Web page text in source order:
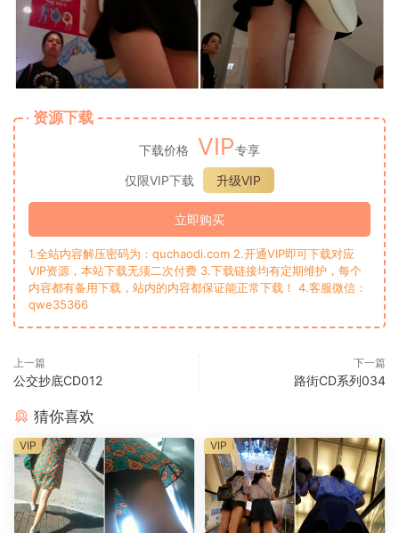
资源下载
下载价格 VIP专享
仅限VIP下载
升级VIP
立即购买
1.全站内容解压密码为：quchaodi.com 2.开通VIP即可下载对应
VIP资源，本站下载无须二次付费 3.下载链接均有定期维护，每个
内容都有备用下载，站内的内容都保证能正常下载！ 4.客服微信：
qwe35366
上一篇
公交抄底CD012
下一篇
路街CD系列034
猜你喜欢
VIP VIP